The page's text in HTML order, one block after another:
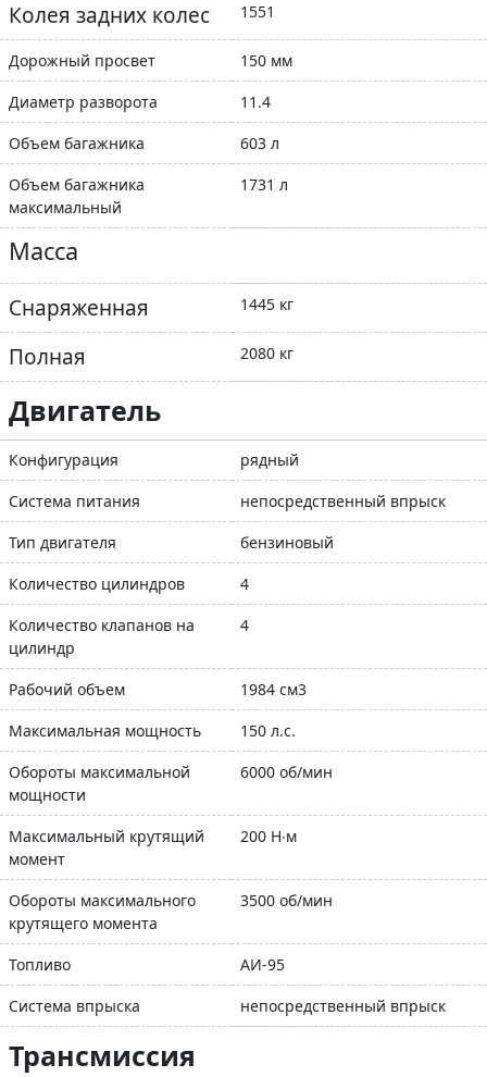
Колея задних колес 1551
Дорожный просвет
150 мм
Диаметр разворота
11.4
Объем багажника
603 л
Объем багажника
максимальный
1731 л
Масса
Снаряженная 1445 кг
Полная 2080 кг
Двигатель
Конфигурация
рядный
Система питания
непосредственный впрыск
Тип двигателя
бензиновый
Количество цилиндров
4
Количество клапанов на
цилиндр
4
Рабочий объем
1984 см3
Максимальная мощность
150 л.с.
Обороты максимальной
мощности
6000 об/мин
Максимальный крутящий
момент
200 Н∙м
Обороты максимального
крутящего момента
3500 об/мин
Топливо
АИ-95
Система впрыска
непосредственный впрыск
Трансмиссия